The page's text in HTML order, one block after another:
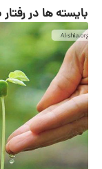
بایسته ها در